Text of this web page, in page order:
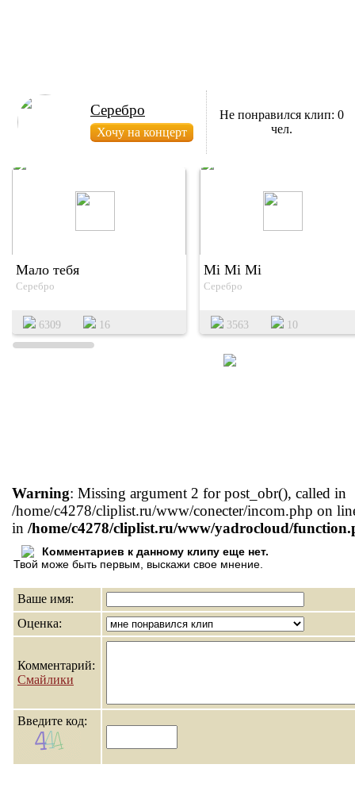
Серебро
Не понравился клип: 0
чел.
Мало тебя
Серебро
6309 16
Mi Mi Mi
Серебро
3563 10
Warning: Missing argument 2 for post_obr(), called in
/home/c4278/cliplist.ru/www/conecter/incom.php on
in /home/c4278/cliplist.ru/www/yadrocloud/
Комментариев к данному клипу еще нет.
Твой може быть первым, выскажи свое мнение.
Ваше имя:
Оценка:
Комментарий:
Смайлики
Введите код: